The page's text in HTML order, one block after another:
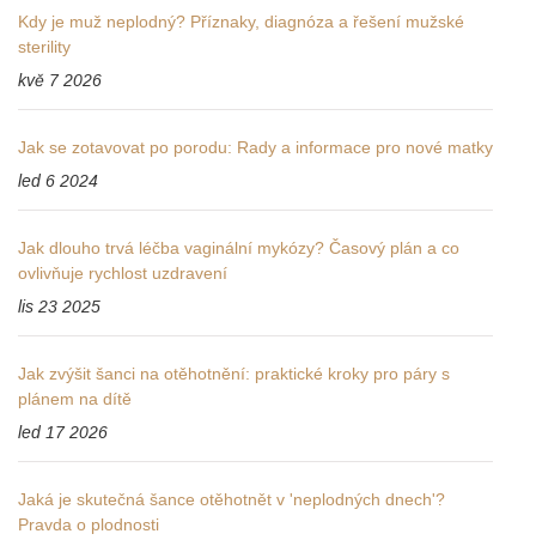
Kdy je muž neplodný? Příznaky, diagnóza a řešení mužské
sterility
kvě 7 2026
Jak se zotavovat po porodu: Rady a informace pro nové matky
led 6 2024
Jak dlouho trvá léčba vaginální mykózy? Časový plán a co
ovlivňuje rychlost uzdravení
lis 23 2025
Jak zvýšit šanci na otěhotnění: praktické kroky pro páry s
plánem na dítě
led 17 2026
Jaká je skutečná šance otěhotnět v 'neplodných dnech'?
Pravda o plodnosti